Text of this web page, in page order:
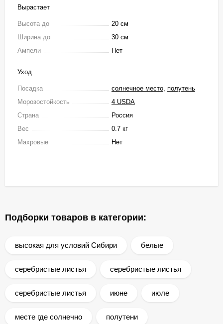
Вырастает
Высота до
20 см
Ширина до
30 см
Ампели
Нет
Уход
Посадка солнечное место полутень
Морозостойкость
4 USDA
Страна
Россия
Вес
0.7 кг
Махровые
Нет
Подборки товаров в категории:
высокая для условий Сибири белые
серебристые листья серебристые листья
серебристые листья июне июле
месте где солнечно полутени